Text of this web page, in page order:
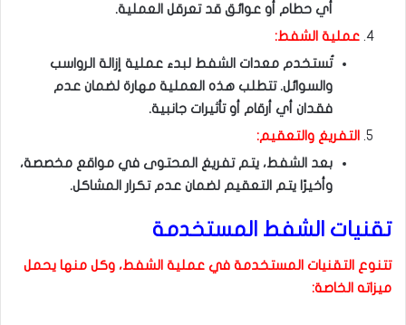
أي حطام أو عوائق قد تعرقل العملية.
عملية الشفط:
تُستخدم معدات الشفط لبدء عملية إزالة الرواسب
والسوائل. تتطلب هذه العملية مهارة لضمان عدم
فقدان أي أرقام أو تأثيرات جانبية.
التفريغ والتعقيم:
بعد الشفط، يتم تفريغ المحتوى في مواقع مخصصة،
وأخيرًا يتم التعقيم لضمان عدم تكرار المشاكل.
تقنيات الشفط المستخدمة
تتنوع التقنيات المستخدمة في عملية الشفط، وكل منها يحمل
ميزاته الخاصة: